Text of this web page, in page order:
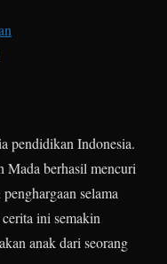
pendidikan Indonesia.
Mada berhasil mencuri
selama
ini semakin
anak dari seorang